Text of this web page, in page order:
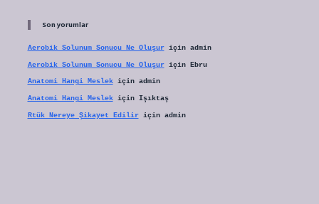
Son yorumlar
Aerobik Solunum Sonucu Ne Oluşuriçin admin
Aerobik Solunum Sonucu Ne Oluşuriçin Ebru
Anatomi Hangi Meslekiçin admin
Anatomi Hangi Meslekiçin Işıktaş
Rtük Nereye Şikayet Ediliriçin admin